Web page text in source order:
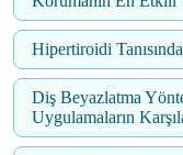
Hipertiroidi
Diş Beyazlatma
Uygulamaların